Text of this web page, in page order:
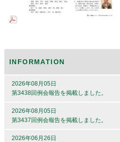
INFORMATION
2026年08月05日
第3438回例会報告を掲載しました。
2026年08月05日
第3437回例会報告を掲載しました。
2026年06月26日